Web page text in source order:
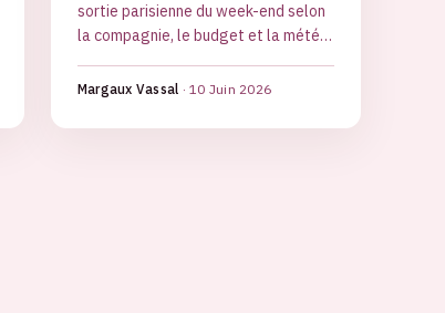
sortie parisienne du week-end selon
la compagnie, le budget et la météo,
jour.
Margaux Vassal ·10 Juin 2026